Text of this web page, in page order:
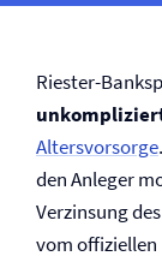
Riester-
Altersvorsorge
den Anleger
Verzinsung
vom offiziellen